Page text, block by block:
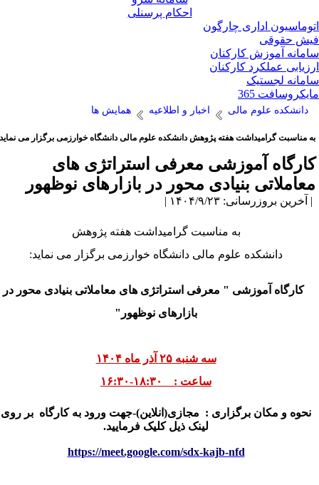
احکام پرسنلی
اداری چارگون
حقوقی
آموزش کارکنان
عملکرد کارکنان
لجستیک
365
دانشکده علوم مالی اخبار و اطلاعیه همایش ها
مناسبت گرامیداشت هفته پژوهش دانشکده علوم مالی دانشگاه خوارزمی برگزار می نماید:
آموزشی معرفی استراتژی های
بنیادی محور در بازارهای نوظهور
بروزرسانی: ۱۴۰۴/۹/۲۳ |
به مناسبت گرامیداشت هفته پژوهش
دانشکده علوم مالی دانشگاه خوارزمی برگزار می نماید:
کارگاه آموزشی "معرفی استراتژی های معاملاتی بنیادی محور در
بازارهای نوظهور"
سه شنبه ۲۵ آذر ماه ۱۴۰۴
ساعت : ۱۸:۳۰-۱۶:۳۰
نحوه و مکان برگزاری : م جازی(انلاین)-جهت ورود به کارگاهبر روی
لینک ذیل کلیک فرمایید.
https://meet.google.com/sdx-kajb-nfd